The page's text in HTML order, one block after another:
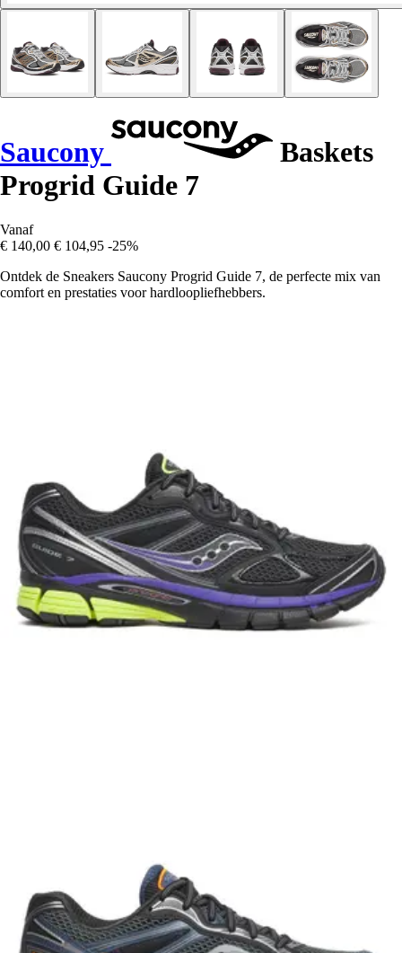
Saucony
Baskets
Progrid Guide 7
Vanaf
€ 140,00 € 104,95 -25%
Ontdek de Sneakers Saucony Progrid Guide 7, de perfecte mix van
comfort en prestaties voor hardloopliefhebbers.